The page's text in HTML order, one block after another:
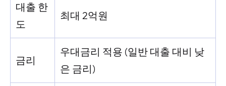
대출 한
도
최대 2억원
금리
우대금리 적용 (일반 대출 대비 낮
은 금리)